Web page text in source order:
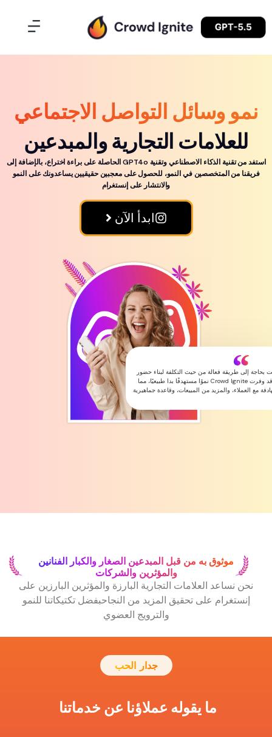
وسائل التواصل الاجتماعي
التجارية والمبدعين
استفد من تقنية الذكاء الاصطناعي وتقنية GPT4o الحاصلة على براءة اختراع، بالإضافة إلى
من المتخصصين في النمو، للحصول على معجبين حقيقيين يساعدونك على النمو
والانتشار على إنستغرام
ابدأ الآن
ليترفولك
ليترفولك
فعالة من حيث التكلفة لبناء حضور
علامتي التجارية على الإنترنت. وقد وفرت Crowd Ignite نموًا مستهدفًا بدا طبيعيًا، مما
والمزيد من المبيعات، وقاعدة جماهيرية
موثوق به من قبل المبدعين الصغار والكبار الفنانين
والمؤثرين والشركات
العلامات التجارية البارزة والمؤثرين البارزين على
على تحقيق المزيد من النجاحبفضل تكتيكاتنا للنمو
والترويج العضوي
جدار الحب
ما يقوله عملاؤنا عن خدماتنا